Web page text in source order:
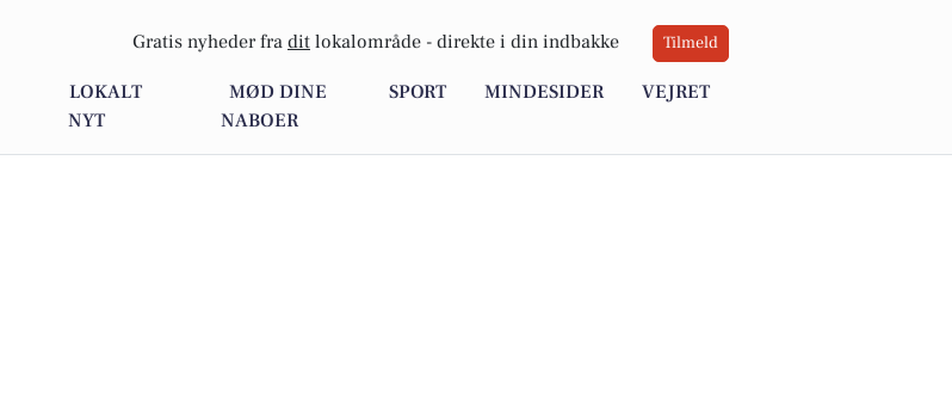
Gratis nyheder fra dit lokalområde - direkte i din indbakke Tilmeld
LOKALT
NYT
MØD DINE
NABOER
SPORT MINDESIDER VEJRET